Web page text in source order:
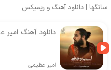
سانگها | دانلود آهنگ و ریمیکس
دانلود آهنگ
امیر عظیمی